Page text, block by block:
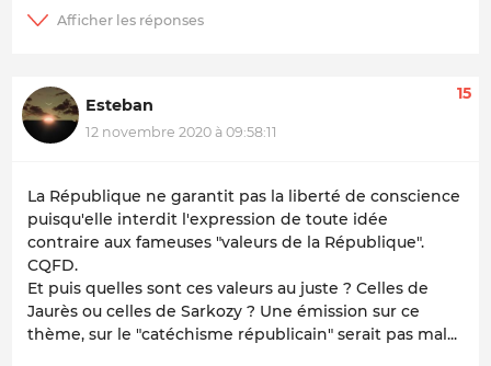
Esteban
12 novembre 2020 à 09:58:11
15
La République ne garantit pas la liberté de conscience
puisqu'elle interdit l'expression de toute idée
contraire aux fameuses "valeurs de la République".
CQFD.
Et puis quelles sont ces valeurs au juste ? Celles de
Jaurès ou celles de Sarkozy ? Une émission sur ce
thème, sur le "catéchisme républicain" serait pas mal...